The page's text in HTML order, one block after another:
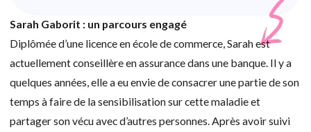
Sarah Gaborit : un parcours engagé
Diplômée d’une licence en école de commerce, Sarah est
actuellement conseillère en assurance dans une banque. Il y a
quelques années, elle a eu envie de consacrer une partie de son
temps à faire de la sensibilisation sur cette maladie et
partager son vécu avec d’autres personnes. Après avoir suivi